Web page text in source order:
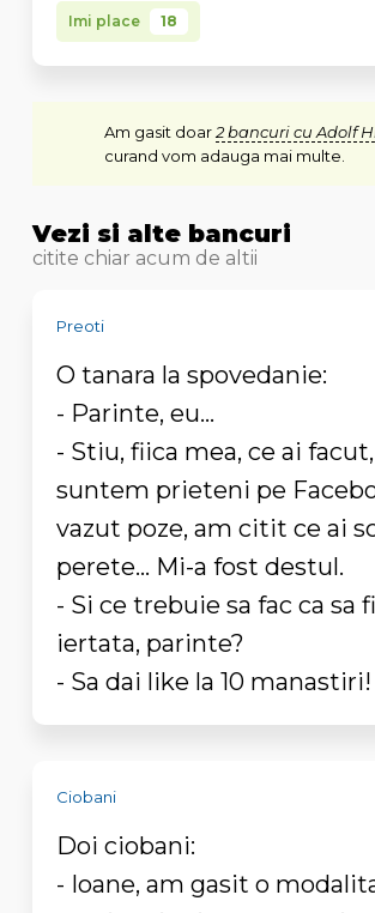
Imi place 18
Am gasit doar2 bancuri cu Adolf
curand vom adauga mai multe.
Vezi si alte bancuri
citite chiar acum de altii
Preoti
O tanara la spovedanie:
- Parinte, eu...
- Stiu, fiica mea, ce ai
suntem prieteni pe
vazut poze, am citit ce ai
perete... Mi-a fost destul.
- Si ce trebuie sa fac ca sa
iertata, parinte?
- Sa dai like la 10 manastiri!
Ciobani
Doi ciobani:
- Ioane, am gasit o